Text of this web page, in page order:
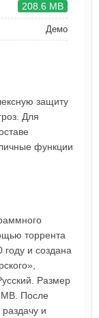
208.6 MB
Демо
защиту
Для
функции
торрента
и создана
Размер
После
и